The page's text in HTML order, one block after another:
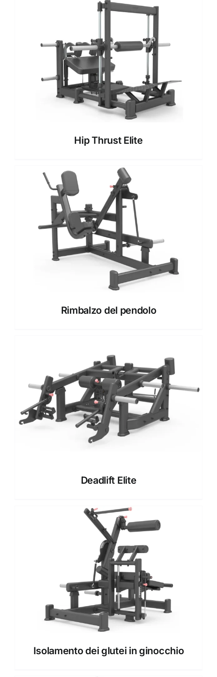
Hip Thrust Elite
Rimbalzo del pendolo
Deadlift Elite
Isolamento dei glutei in ginocchio